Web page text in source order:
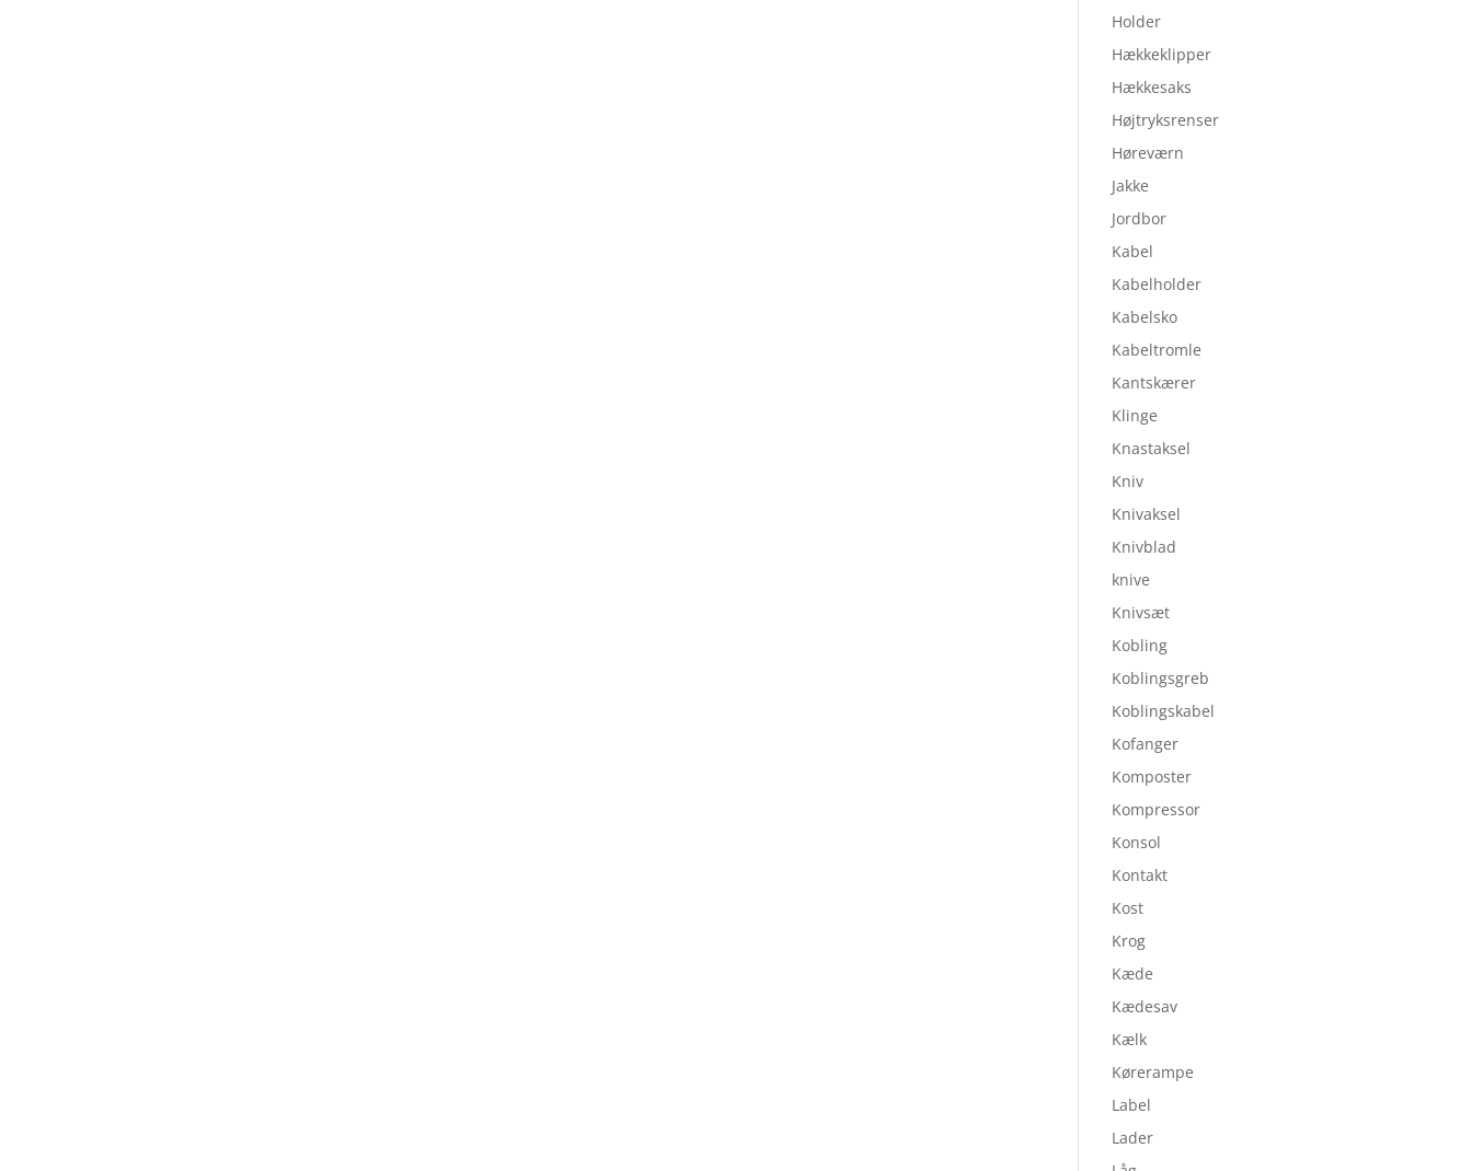
Holder
Hækkeklipper
Hækkesaks
Højtryksrenser
Høreværn
Jakke
Jordbor
Kabel
Kabelholder
Kabelsko
Kabeltromle
Kantskærer
Klinge
Knastaksel
Kniv
Knivaksel
Knivblad
knive
Knivsæt
Kobling
Koblingsgreb
Koblingskabel
Kofanger
Komposter
Kompressor
Konsol
Kontakt
Kost
Krog
Kæde
Kædesav
Kælk
Kørerampe
Label
Lader